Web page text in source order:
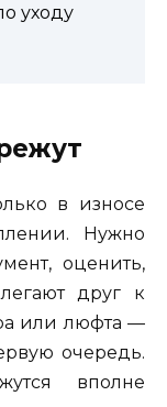
уходу
в износе
Нужно
оценить,
друг к
или люфта —
очередь.
вполне